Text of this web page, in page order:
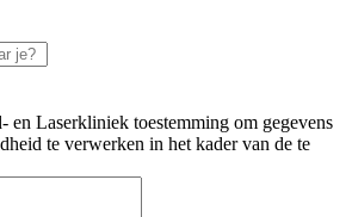
en Laserkliniek toestemming om gegevens
te verwerken in het kader van de te